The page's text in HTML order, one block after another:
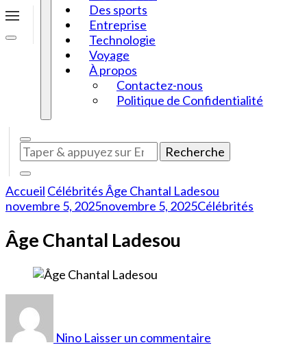
Des sports
Entreprise
Technologie
Voyage
À propos
Contactez-nous
Politique de Confidentialité
Vous
recherchiez
quelque
chose
?
Accueil CélébritésÂge Chantal Ladesou
novembre 5, 2025novembre 5, 2025Célébrités
Âge Chantal Ladesou
Nino Laisser un commentaire
Ladesou